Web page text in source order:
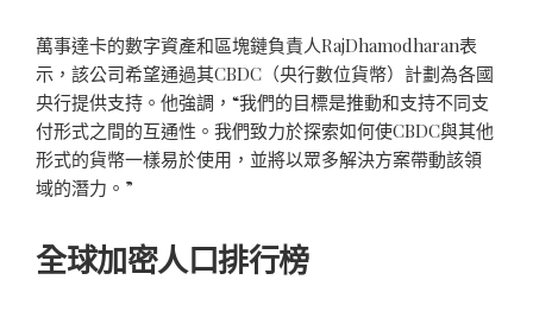
萬事達卡的數字資產和區塊鏈負責人RajDhamodharan表
示，該公司希望通過其CBDC（央行數位貨幣）計劃為各國
央行提供支持。他強調，“我們的目標是推動和支持不同支
付形式之間的互通性。我們致力於探索如何使CBDC與其他
形式的貨幣一樣易於使用，並將以眾多解決方案帶動該領
域的潛力。”
全球加密人口排行榜